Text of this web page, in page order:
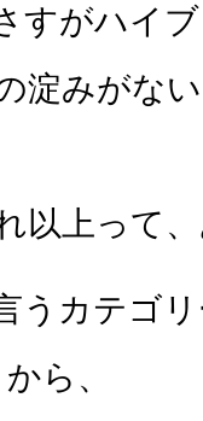
すがハイ
淀みがな
以上って
うカテゴ
ら、